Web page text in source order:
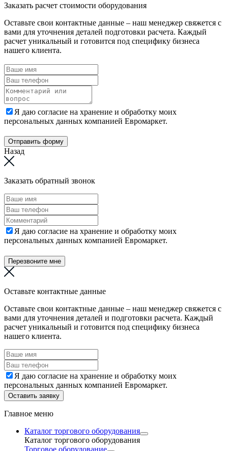
Заказать расчет стоимости оборудования
Оставьте свои контактные данные – наш менеджер свяжется с
вами для уточнения деталей подготовки расчета. Каждый
расчет уникальный и готовится под специфику бизнеса
нашего клиента.
Я даю согласие на хранение и обработку моих
персональных данных компанией Евромаркет.
Отправить форму
Назад
Заказать обратный звонок
Я даю согласие на хранение и обработку моих
персональных данных компанией Евромаркет.
Перезвоните мне
Оставьте контактные данные
Оставьте свои контактные данные – наш менеджер свяжется с
вами для уточнения деталей и подготовки расчета. Каждый
расчет уникальный и готовится под специфику бизнеса
нашего клиента.
Я даю согласие на хранение и обработку моих
персональных данных компанией Евромаркет.
Оставить заявку
Главное меню
Каталог торгового оборудования
Каталог торгового оборудования
Торговое оборудование